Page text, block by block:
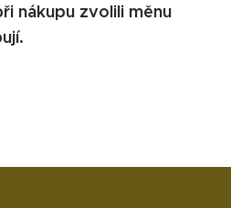
nákupu zvolili měnu